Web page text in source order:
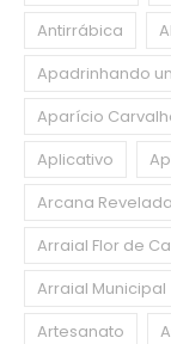
Antirrábica
Apadrinhando
Aparício
Aplicativo
Arcana Revelada
Arraial Flor de
Arraial Municipal
Artesanato